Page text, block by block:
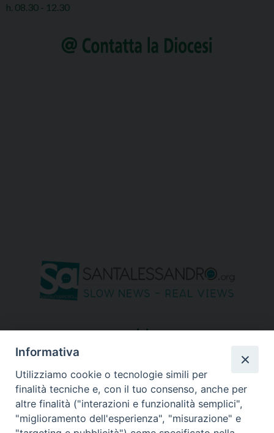
h. 08.30 - 12.30
seguici su
Informativa
Utilizziamo cookie o tecnologie simili per
finalità tecniche e, con il tuo consenso, anche per
altre finalità ("interazioni e funzionalità semplici",
"miglioramento dell'esperienza", "misurazione" e